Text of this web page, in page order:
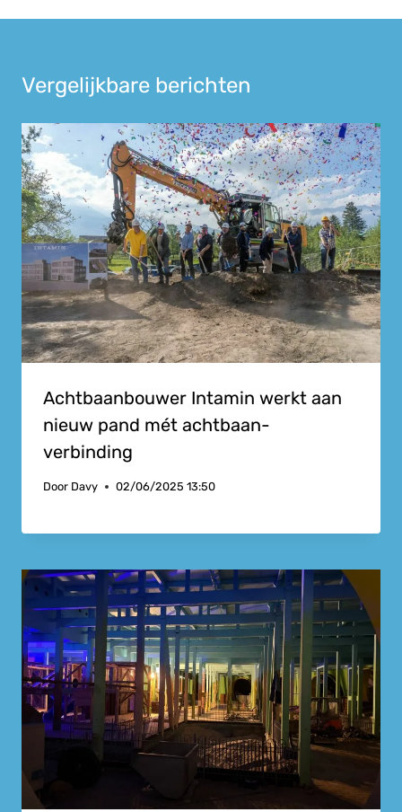
Vergelijkbare berichten
Achtbaanbouwer Intamin werkt aan
nieuw pand mét achtbaan-
verbinding
Door Davy 02/06/2025 13:50